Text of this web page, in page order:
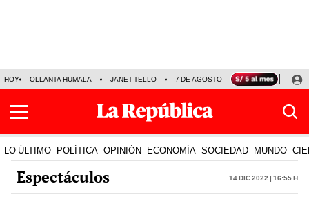
HOY OLLANTA HUMALA JANET TELLO 7 DE AGOSTO TINKA RESULTADOS
LO ÚLTIMO POLÍTICA OPINIÓN ECONOMÍA SOCIEDAD MUNDO
Espectáculos 14 Dic 2022 | 16:55 h